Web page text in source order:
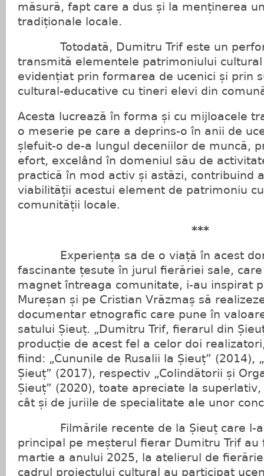
măsură, fapt care a dus și la menținerea
tradiționale locale.
Totodată, Dumitru Trif este un
transmită elementele patrimoniului
evidențiat prin formarea de ucenici și prin
cultural-educative cu tineri elevi din
Acesta lucrează în forma și cu mijloacele
o meserie pe care a deprins-o în anii de
șlefuit-o de-a lungul deceniilor de muncă,
efort, excelând în domeniul său de
practică în mod activ și astăzi, contribuind
viabilității acestui element de patrimoniu
comunității locale.
***
Experiența sa de o viață în acest
fascinante țesute în jurul fierăriei sale,
magnet întreaga comunitate, i-au inspirat
Mureșan și pe Cristian Vrăzmaș să
documentar etnografic care pune în
satului Șieuț. „Dumitru Trif, fierarul din
producție de acest fel a celor doi
fiind: „Cununile de Rusalii la Șieuț” (2014),
Șieuț” (2017), respectiv „Colindătorii și
Șieuț” (2020), toate apreciate la
cât și de juriile de specialitate ale unor
Filmările recente de la Șieuț care l-au
principal pe meșterul fierar Dumitru Trif au
martie a anului 2025, la atelierul de
cadrul proiectului cultural au participat